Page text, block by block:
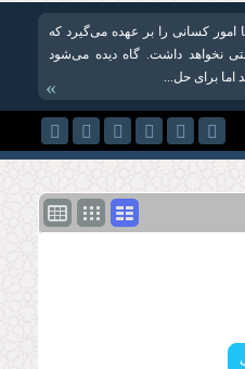
امور کسانی را بر عهده می‌گیرد که
نخواهد داشت. گاه دیده می‌شود
اما برای حل...
»